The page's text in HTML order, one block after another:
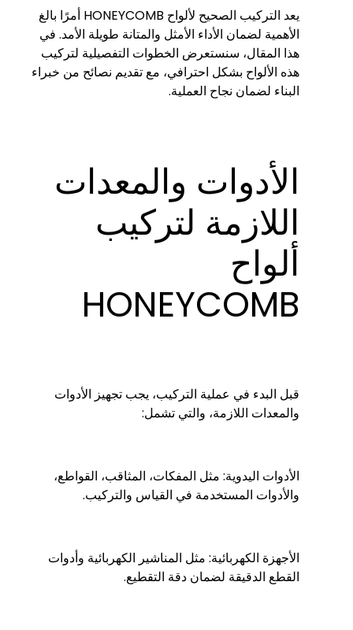
يعد التركيب الصحيح لألواح HONEYCOMB أمرًا بالغ
الأهمية لضمان الأداء الأمثل والمتانة طويلة الأمد. في
هذا المقال، سنستعرض الخطوات التفصيلية لتركيب
هذه الألواح بشكل احترافي، مع تقديم نصائح من خبراء
البناء لضمان نجاح العملية.
الأدوات والمعدات
اللازمة لتركيب
ألواح
HONEYCOMB
قبل البدء في عملية التركيب، يجب تجهيز الأدوات
والمعدات اللازمة، والتي تشمل:
الأدوات اليدوية: مثل المفكات، المثاقب، القواطع،
والأدوات المستخدمة في القياس والتركيب.
الأجهزة الكهربائية: مثل المناشير الكهربائية وأدوات
القطع الدقيقة لضمان دقة التقطيع.